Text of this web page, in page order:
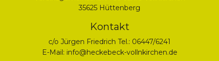
35625 Hüttenberg
Kontakt
c/o Jürgen Friedrich Tel.: 06447/6241
E-Mail: info@heckebeck-vollnkirchen.de